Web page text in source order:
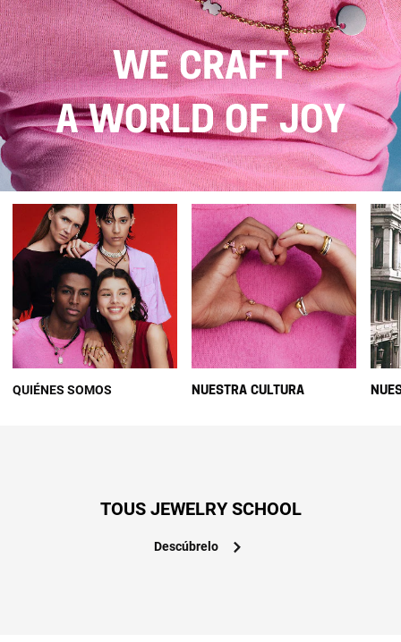
We craft
a world of joy
QUIÉNES SOMOS NUESTRA CULTURA
TOUS JEWELRY SCHOOL
Descúbrelo